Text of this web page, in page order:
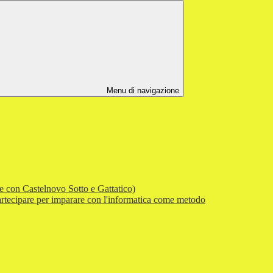
Menu di navigazione
con Castelnovo Sotto e Gattatico)
per imparare con l'informatica come metodo